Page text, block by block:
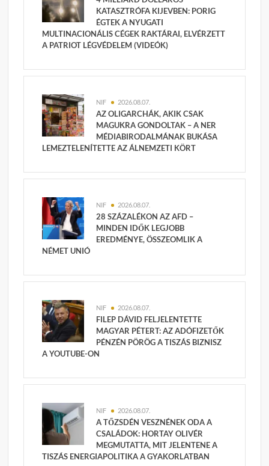
KATASZTRÓFA KIJEVBEN: PORIG
ÉGTEK A NYUGATI
MULTINACIONÁLIS CÉGEK RAKTÁRAI, ELVÉRZETT
A PATRIOT LÉGVÉDELEM (VIDEÓK)
NIF 2026.08.07.
AZ OLIGARCHÁK, AKIK CSAK
MAGUKRA GONDOLTAK – A NER
MÉDIABIRODALMÁNAK BUKÁSA
LEMEZTELENÍTETTE AZ ÁLNEMZETI KÖRT
NIF 2026.08.07.
28 SZÁZALÉKON AZ AFD –
MINDEN IDŐK LEGJOBB
EREDMÉNYE, ÖSSZEOMLIK A
NÉMET UNIÓ
NIF 2026.08.07.
FILEP DÁVID FELJELENTETTE
MAGYAR PÉTERT: AZ ADÓFIZETŐK
PÉNZÉN PÖRÖG A TISZÁS BIZNISZ
A YOUTUBE-ON
NIF 2026.08.07.
A TŐZSDÉN VESZNÉNEK ODA A
CSALÁDOK: HORTAY OLIVÉR
MEGMUTATTA, MIT JELENTENE A
TISZÁS ENERGIAPOLITIKA A GYAKORLATBAN